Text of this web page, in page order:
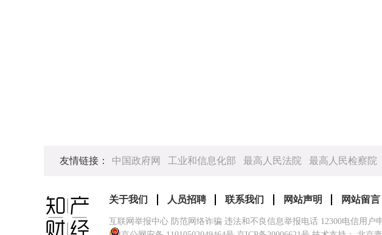
友情链接： 中国政府网 工业和信息化部 最高人民法院 最高人民检察院
关于我们 人员招聘 联系我们 网站声明 网站留言
互联网举报中心 防范网络诈骗 违法和不良信息举报电话 12300电信用户